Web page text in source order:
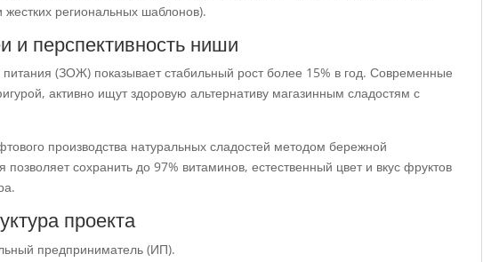
жестких региональных шаблонов).
и перспективность ниши
питания (ЗОЖ) показывает стабильный рост более 15% в год. Современные
активно ищут здоровую альтернативу магазинным сладостям с
производства натуральных сладостей методом бережной
позволяет сохранить до 97% витаминов, естественный цвет и вкус фруктов
проекта
предприниматель (ИП).